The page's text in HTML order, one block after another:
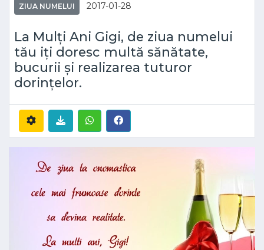
ZIUA NUMELUI 2017-01-28
La Mulți Ani Gigi, de ziua numelui
tău iți doresc multă sănătate,
bucurii și realizarea tuturor
dorințelor.